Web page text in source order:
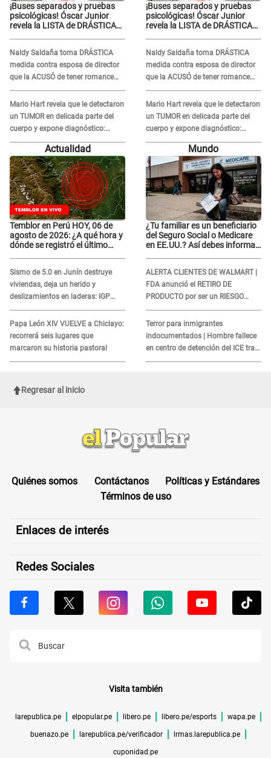
¡Buses separados y pruebas
psicológicas! Óscar Junior
revela la LISTA de DRÁSTICAS
Naldy Saldaña
Naldy Saldaña toma DRÁSTICA
medida contra esposa de director
que la ACUSÓ de tener romance
con él: "Muy triste..."
Mario Hart revela que le detectaron
un TUMOR en delicada parte del
cuerpo y expone diagnóstico:
"Dolores muy fuertes..."
¡Buses separados y pruebas
psicológicas! Óscar Junior
revela la LISTA de DRÁSTICAS
Naldy Saldaña
Naldy Saldaña toma DRÁSTICA
medida contra esposa de director
que la ACUSÓ de tener romance
con él: "Muy triste..."
Mario Hart revela que le detectaron
un TUMOR en delicada parte del
cuerpo y expone diagnóstico:
"Dolores muy fuertes..."
Actualidad
Temblor en Perú HOY, 06 de
agosto de 2026: ¿A qué hora y
dónde se registró el último
Sismo de 5.0 en Junín destruye
viviendas, deja un herido y
deslizamientos en laderas: IGP
alerta sobre posibles réplicas
Papa León XIV VUELVE a Chiclayo:
recorrerá seis lugares que
marcaron su historia pastoral
Mundo
¿Tu familiar es un beneficiario
del Seguro Social o Medicare
en EE.UU.? Así debes informar
ALERTA CLIENTES DE WALMART |
FDA anunció el RETIRO DE
PRODUCTO por ser un RIESGO
MORTAL para consumidores: ¿Cuál
es?
Terror para inmigrantes
indocumentados | Hombre fallece
en centro de detención del ICE tras
sufrir una "emergencia médica"
Regresar al inicio
Quiénes somos Contáctanos
Políticas y Estándares
Términos de uso
Enlaces de interés
Redes Sociales
Visita también
larepublica.pe elpopular.pe libero.pe libero.pe/esports wapa.pe
buenazo.pe larepublica.pe/verificador lrmas.larepublica.pe
cuponidad.pe